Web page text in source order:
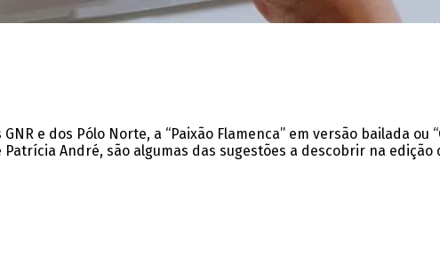
e dos Pólo Norte, a “Paixão Flamenca” em versão bailada ou
André, são algumas das sugestões a descobrir na edição